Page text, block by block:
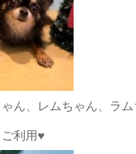
ゃん、レムちゃん、ラ
利用♥